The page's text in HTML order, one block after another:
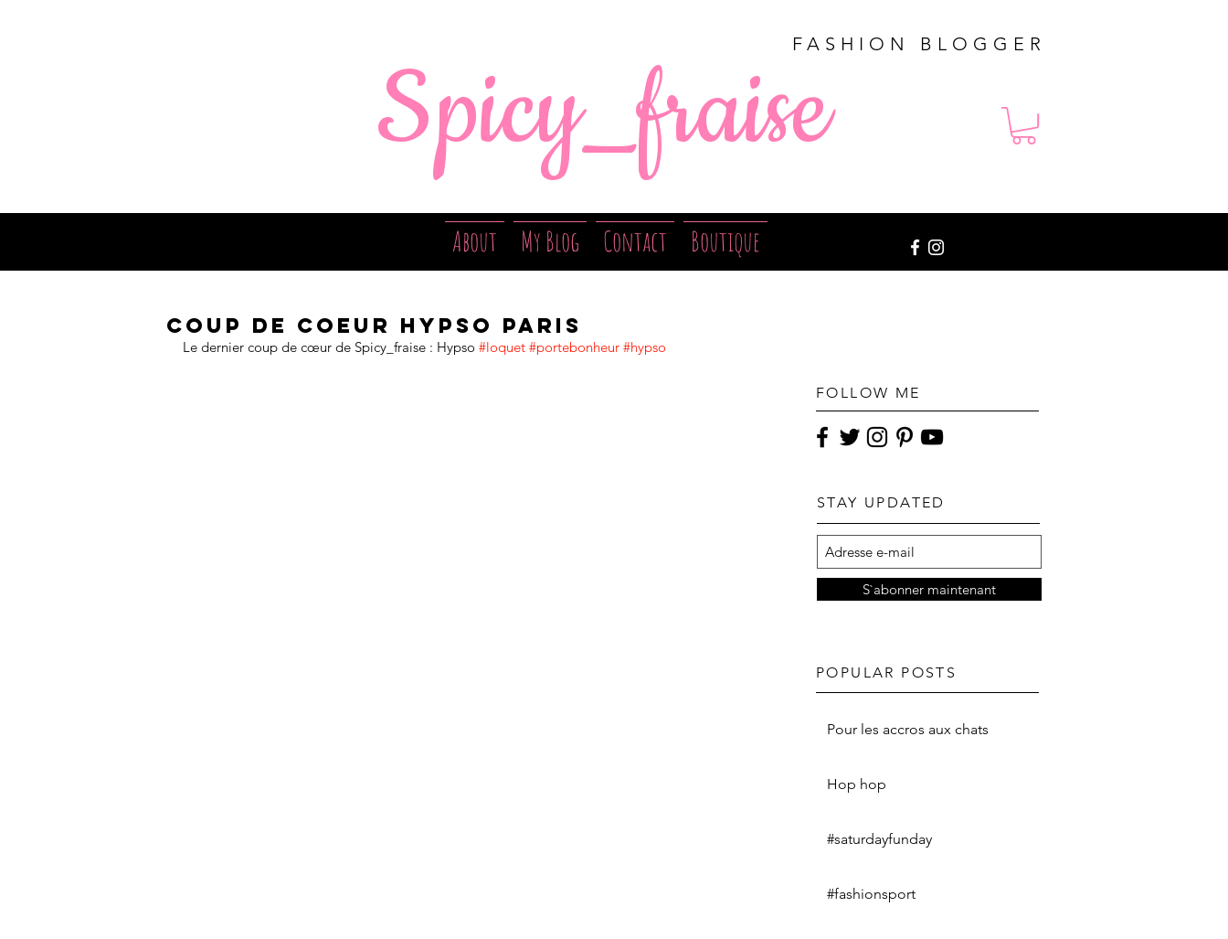
Spicy_fraiseFASHION BLOGGER
About My Blog Contact Boutique
Coup de coeur Hypso Paris
Le dernier coup de cœur de Spicy_fraise : Hypso #loquet #portebonheur #hypso
FOLLOW ME
S`abonner maintenant
STAY UPDATED
POPULAR POSTS
Pour les accros aux chats
Hop hop
#saturdayfunday
#fashionsport